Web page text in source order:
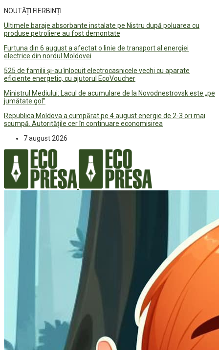
NOUTĂȚI FIERBINȚI
Ultimele baraje absorbante instalate pe Nistru după poluarea cu
produse petroliere au fost demontate
Furtuna din 6 august a afectat o linie de transport al energiei
electrice din nordul Moldovei
525 de familii și-au înlocuit electrocasnicele vechi cu aparate
eficiente energetic, cu ajutorul EcoVoucher
Ministrul Mediului: Lacul de acumulare de la Novodnestrovsk este „pe
jumătate gol”
Republica Moldova a cumpărat pe 4 august energie de 2-3 ori mai
scumpă. Autoritățile cer în continuare economisirea
7 august 2026